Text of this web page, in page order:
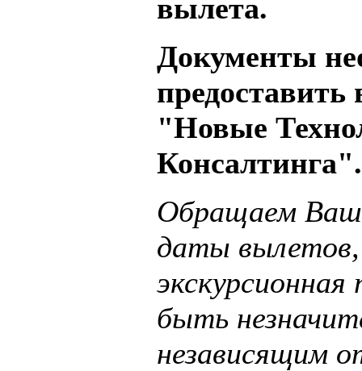
вылета.
Документы
"Новые
Консалтинга".
Обращаем
даты
быть
независящим